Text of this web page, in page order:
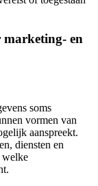
marketing- en
soms
vormen van
aanspreekt.
diensten en
welke